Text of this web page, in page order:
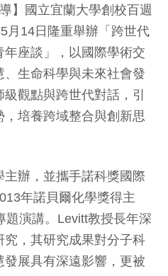
】國立宜蘭大學創校百週
月14日隆重舉辦「跨世代
座談」，以國際學術交
生命科學與未來社會發
觀點與跨世代對話，引
培養跨域整合與創新思
辦，並攜手諾科獎國際
年諾貝爾化學獎得主
題演講。Levitt教授長年深
，其研究成果對分子科
展具有深遠影響，更被